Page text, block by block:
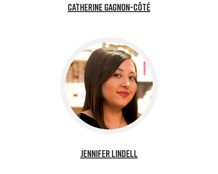
Catherine Gagnon-Côté
Jennifer Lindell